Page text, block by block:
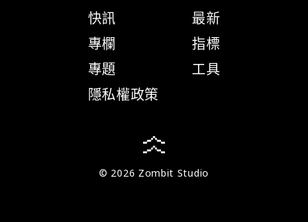
快訊
專欄
專題
隱私權政策
最新
指標
工具
© 2026 Zombit Studio